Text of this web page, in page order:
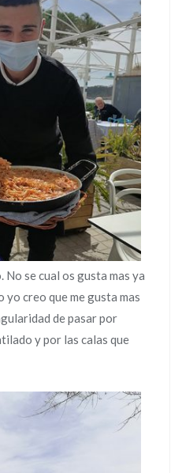
se cual os gusta mas ya
creo que me gusta mas
de pasar por
y por las calas que